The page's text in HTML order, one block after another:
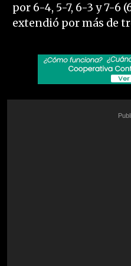
por 6-4, 5-7, 6-3 y 7-6
extendió por más de